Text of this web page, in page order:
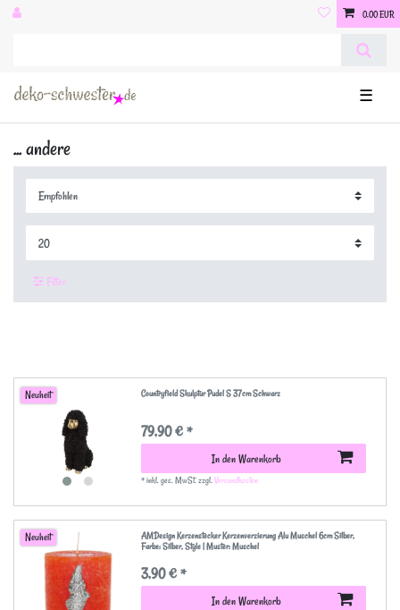
0,00 EUR
☰
... andere
Filter
Neuheit Countryfield Skulptur Pudel S 37cm Schwarz
79,90 € *
In den Warenkorb
*inkl. ges. MwSt.zzgl.Versandkosten
Neuheit AMDesign Kerzenstecker Kerzenverzierung Alu Muschel 6cm Silber,
Farbe: Silber, Style | Muster: Muschel
3,90 € *
In den Warenkorb